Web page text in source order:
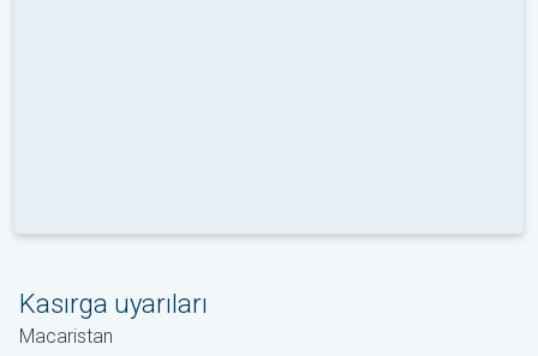
Kasırga uyarıları
Macaristan